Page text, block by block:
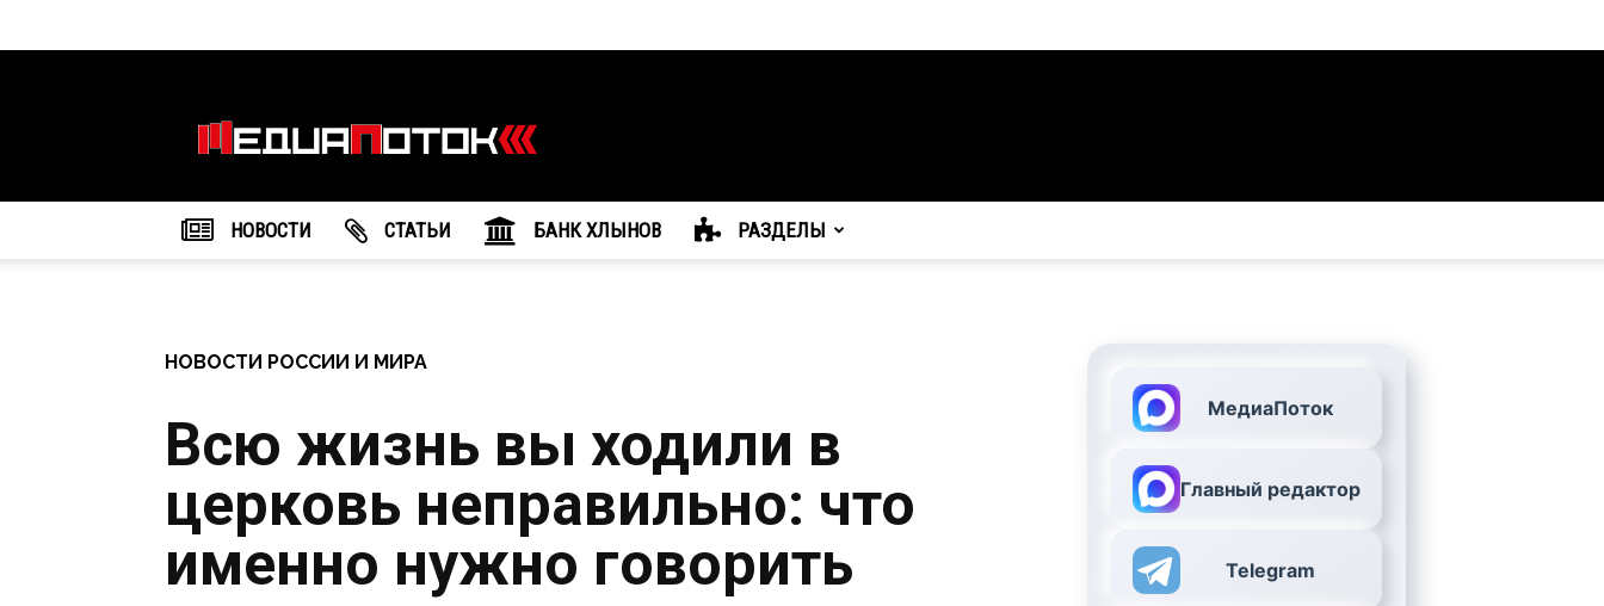
агентство
"МедиаПоток"
НОВОСТИ CТАТЬИ БАНК ХЛЫНОВ РАЗДЕЛЫ
НОВОСТИ РОССИИ И МИРА
Всю жизнь вы ходили в
церковь неправильно: что
именно нужно говорить
МедиаПоток
Главный редактор
Telegram